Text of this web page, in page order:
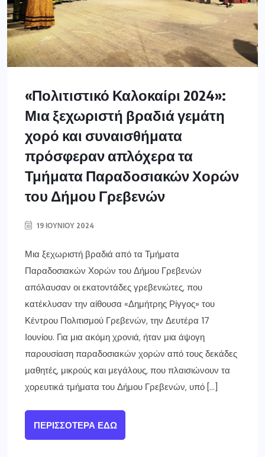
«Πολιτιστικό Καλοκαίρι 2024»:
Μια ξεχωριστή βραδιά γεμάτη
χορό και συναισθήματα
πρόσφεραν απλόχερα τα
Τμήματα Παραδοσιακών Χορών
του Δήμου Γρεβενών
19 ΙΟΥΝΊΟΥ 2024
Μια ξεχωριστή βραδιά από τα Τμήματα
Παραδοσιακών Χορών του Δήμου Γρεβενών
απόλαυσαν οι εκατοντάδες γρεβενιώτες, που
κατέκλυσαν την αίθουσα «Δημήτρης Ρίγγος» του
Κέντρου Πολιτισμού Γρεβενών, την Δευτέρα 17
Ιουνίου. Για μια ακόμη χρονιά, ήταν μια άψογη
παρουσίαση παραδοσιακών χορών από τους δεκάδες
μαθητές, μικρούς και μεγάλους, που πλαισιώνουν τα
χορευτικά τμήματα του Δήμου Γρεβενών, υπό […]
ΠΕΡΙΣΣΌΤΕΡΑ ΕΔΏ